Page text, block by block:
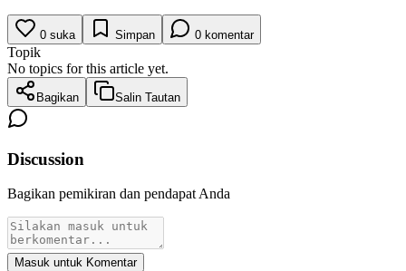
0 suka Simpan 0 komentar
Topik
No topics for this article yet.
Bagikan Salin Tautan
Discussion
Bagikan pemikiran dan pendapat Anda
Masuk untuk Komentar